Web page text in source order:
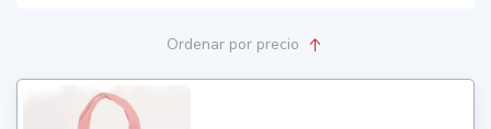
Ordenarpor precio